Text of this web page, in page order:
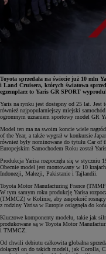
Toyota sprzedała na świecie już 10 mln
i Land Cruisera, których światowa
egzemplarz to Yaris GR SPORT
Yaris na rynku jest dostępny od 25 lat.
również najpopularniejszy miejski
ogromnym uznaniem sportowy model GR
Model ten ma na swoim koncie wiele
of the Year, a także wygrał w konkursie
również były nominowane do tytułu Car of
Europejskim Samochodem Roku został
Produkcja Yarisa rozpoczęła się w styczniu
Obecnie model jest montowany w 10
Indonezji, Malezji, Pakistanie i Tajlandii.
Toyota Motor Manufacturing France
W tym samym roku produkcję Yarisa
(TMMCZ) w Kolinie, aby zaspokoić
z rodziny Yarisa w Europie osiągnęła do
Kluczowe komponenty modelu, takie jak
produkowane są w Toyota Motor
i TMMCZ.
Od chwili debiutu całkowita globalna
dołączył on do takich modeli, jak Corolla,